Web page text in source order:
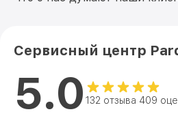
Сервисный центр
5.0 132 отзыва 409